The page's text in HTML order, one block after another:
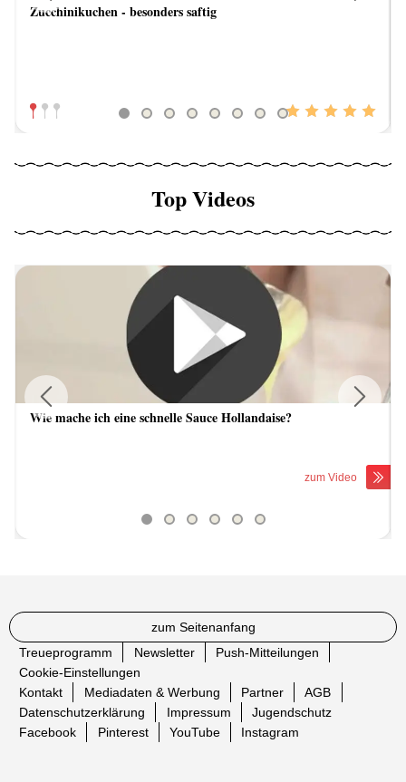
Zucchinikuchen - besonders saftig
Previous
Top Videos
Wie mache ich eine schnelle Sauce Hollandaise?
zum Video
Previous
zum Seitenanfang
Treueprogramm
Newsletter
Push-Mitteilungen
Cookie-Einstellungen
Kontakt
Mediadaten & Werbung Partner
AGB
Datenschutzerklärung
Impressum
Jugendschutz
Facebook
Pinterest YouTube Instagram